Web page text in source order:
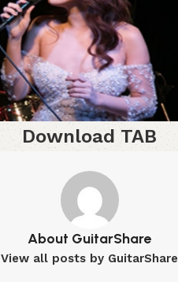
Download TAB
About GuitarShare
View all posts by GuitarShare